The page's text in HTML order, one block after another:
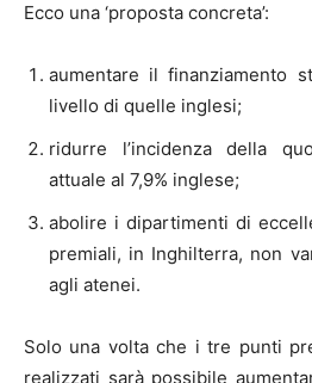
Ecco una ‘proposta concreta’:
aumentare il finanziamento
livello di quelle inglesi;
ridurre l’incidenza della
attuale al 7,9% inglese;
abolire i dipartimenti di
premiali, in Inghilterra, non
agli atenei.
Solo una volta che i tre punti
realizzati sarà possibile